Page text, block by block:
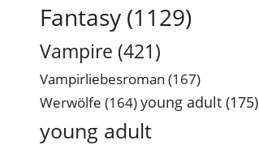
Fantasy (1129)
Vampire (421)
Vampirliebesroman (167)
Werwölfe (164)young adult (175)
young adult